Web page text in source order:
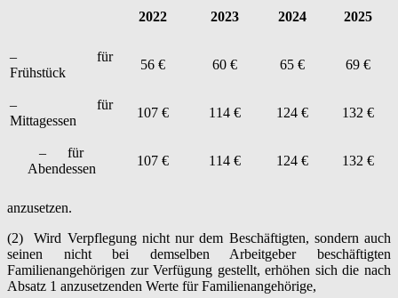
2022 2023 2024 2025
– für
Frühstück
56 € 60 € 65 € 69 €
– für
Mittagessen
107 € 114 € 124 € 132 €
– für
Abendessen
107 € 114 € 124 € 132 €
anzusetzen.
(2) Wird Verpflegung nicht nur dem Beschäftigten, sondern auch
seinen nicht bei demselben Arbeitgeber beschäftigten
Familienangehörigen zur Verfügung gestellt, erhöhen sich die nach
Absatz 1 anzusetzenden Werte für Familienangehörige,